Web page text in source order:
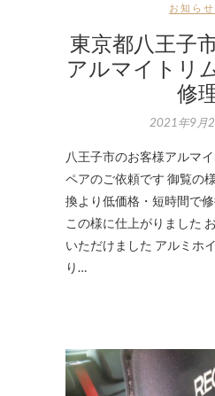
お知らせ
東京都八王子
アルマイトリ
修
2021年9月
八王子市のお客様アルマ
ペアのご依頼です 御覧の
換より低価格・短時間で
この様に仕上がりました
いただけました アルミホ
り…